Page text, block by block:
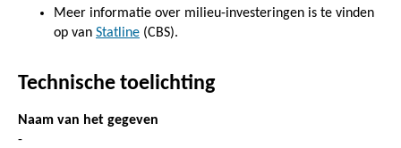
Meer informatie over milieu-investeringen is te vinden
op van Statline (CBS).
Technische toelichting
Naam van het gegeven
-